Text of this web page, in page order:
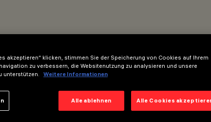
akzeptieren“ klicken, stimmen Sie der Speicherung von Cookies auf Ihrem
zu verbessern, die Websitenutzung zu analysieren und unsere
unterstützen.
Weitere Informationen
Alle ablehnen Alle Cookies